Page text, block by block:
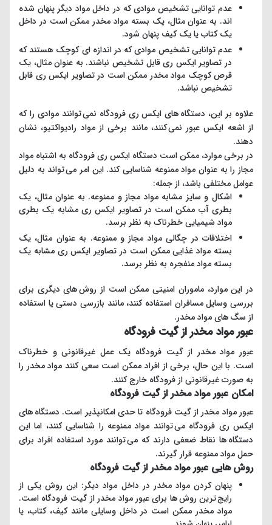
عدم توانایی تشخیص موادی که در داخل مواد دیگر پنهان شده
اند. به عنوان مثال، یک بسته مواد مخدر ممکن است در داخل
یک کتاب یا یک کیف پنهان شود.
عدم توانایی تشخیص موادی که در اندازه ای کوچک هستند که
در تصاویر ایکس ری قابل تشخیص نباشند. به عنوان مثال، یک
قرص کوچک مواد مخدر ممکن است در تصاویر ایکس ری قابل
تشخیص نباشد.
علاوه بر این، دستگاه های ایکس ری فرودگاه نمی توانند موادی را که
از اشعه ایکس عبور نمی کنند، مانند برخی از مواد رادیواکتیو، نشان
دهند.
در برخی موارد، ممکن است دستگاه ایکس ری فرودگاه به اشتباه مواد
مجاز را به عنوان مواد ممنوعه شناسایی کند. این امر می تواند به دلیل
عوامل مختلفی باشد، از جمله:
اشکال و سایز مشابه مواد مجاز و ممنوعه. به عنوان مثال، یک
بطری آب ممکن است در تصاویر ایکس ری مشابه یک بطری
مواد شیمیایی خطرناک به نظر برسد.
اختلافات در چگالی مواد مجاز و ممنوعه. به عنوان مثال، یک
بسته مواد غذایی ممکن است در تصاویر ایکس ری مشابه یک
بسته مواد منفجره به نظر برسد.
در این موارد، ماموران امنیتی ممکن است از روش های دیگری برای
بررسی وسایل مسافران استفاده کنند، مانند بازرسی دستی یا استفاده
از سگ های مواد مخدر.
عبور مواد مخدر از گیت فرودگاه
عبور مواد مخدر از گیت فرودگاه یک عمل غیرقانونی و خطرناک
است. با این حال، برخی از افراد ممکن است سعی کنند مواد مخدر را
به صورت غیرقانونی از فرودگاه خارج کنند.
امکان عبور مواد مخدر از گیت فرودگاه
عبور مواد مخدر از گیت فرودگاه تا حدی امکانپذیر است. دستگاه های
ایکس ری فرودگاه می توانند مواد ممنوعه را شناسایی کنند، اما این
دستگاه ها نقاط ضعفی دارند که می توانند مورد استفاده افراد برای
حمل مواد ممنوعه قرار گیرند.
روش هایی عبور مواد مخدر از گیت فرودگاه
پنهان کردن مواد مخدر در داخل مواد دیگر: این روش یکی از
رایج ترین روش ها برای عبور مواد مخدر از گیت فرودگاه است.
مواد مخدر ممکن است در داخل وسایلی مانند کیف، کتاب، یا